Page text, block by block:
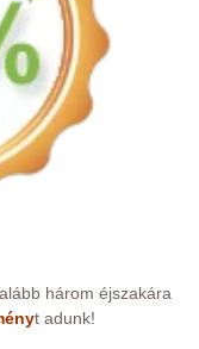
három éjszakára
t adunk!